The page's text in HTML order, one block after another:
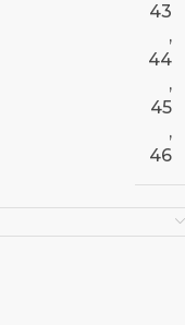
43
,
44
,
45
,
46